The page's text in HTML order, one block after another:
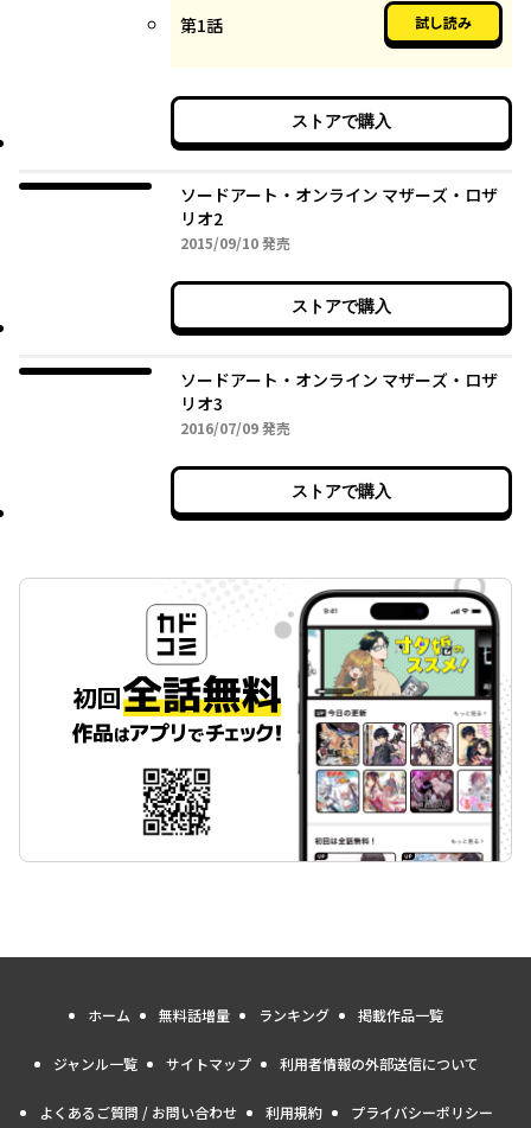
第1話 試し読み
ストアで購入
ソードアート・オンライン マザーズ・ロザ
リオ2
2015/09/102015年09月10日
発売
ストアで購入
ソードアート・オンライン マザーズ・ロザ
リオ3
2016/07/092016年07月09日
発売
ストアで購入
ホーム 無料話増量 ランキング 掲載作品一覧
ジャンル一覧 サイトマップ 利用者情報の外部送信について
よくあるご質問 / お問い合わせ 利用規約 プライバシーポリシー